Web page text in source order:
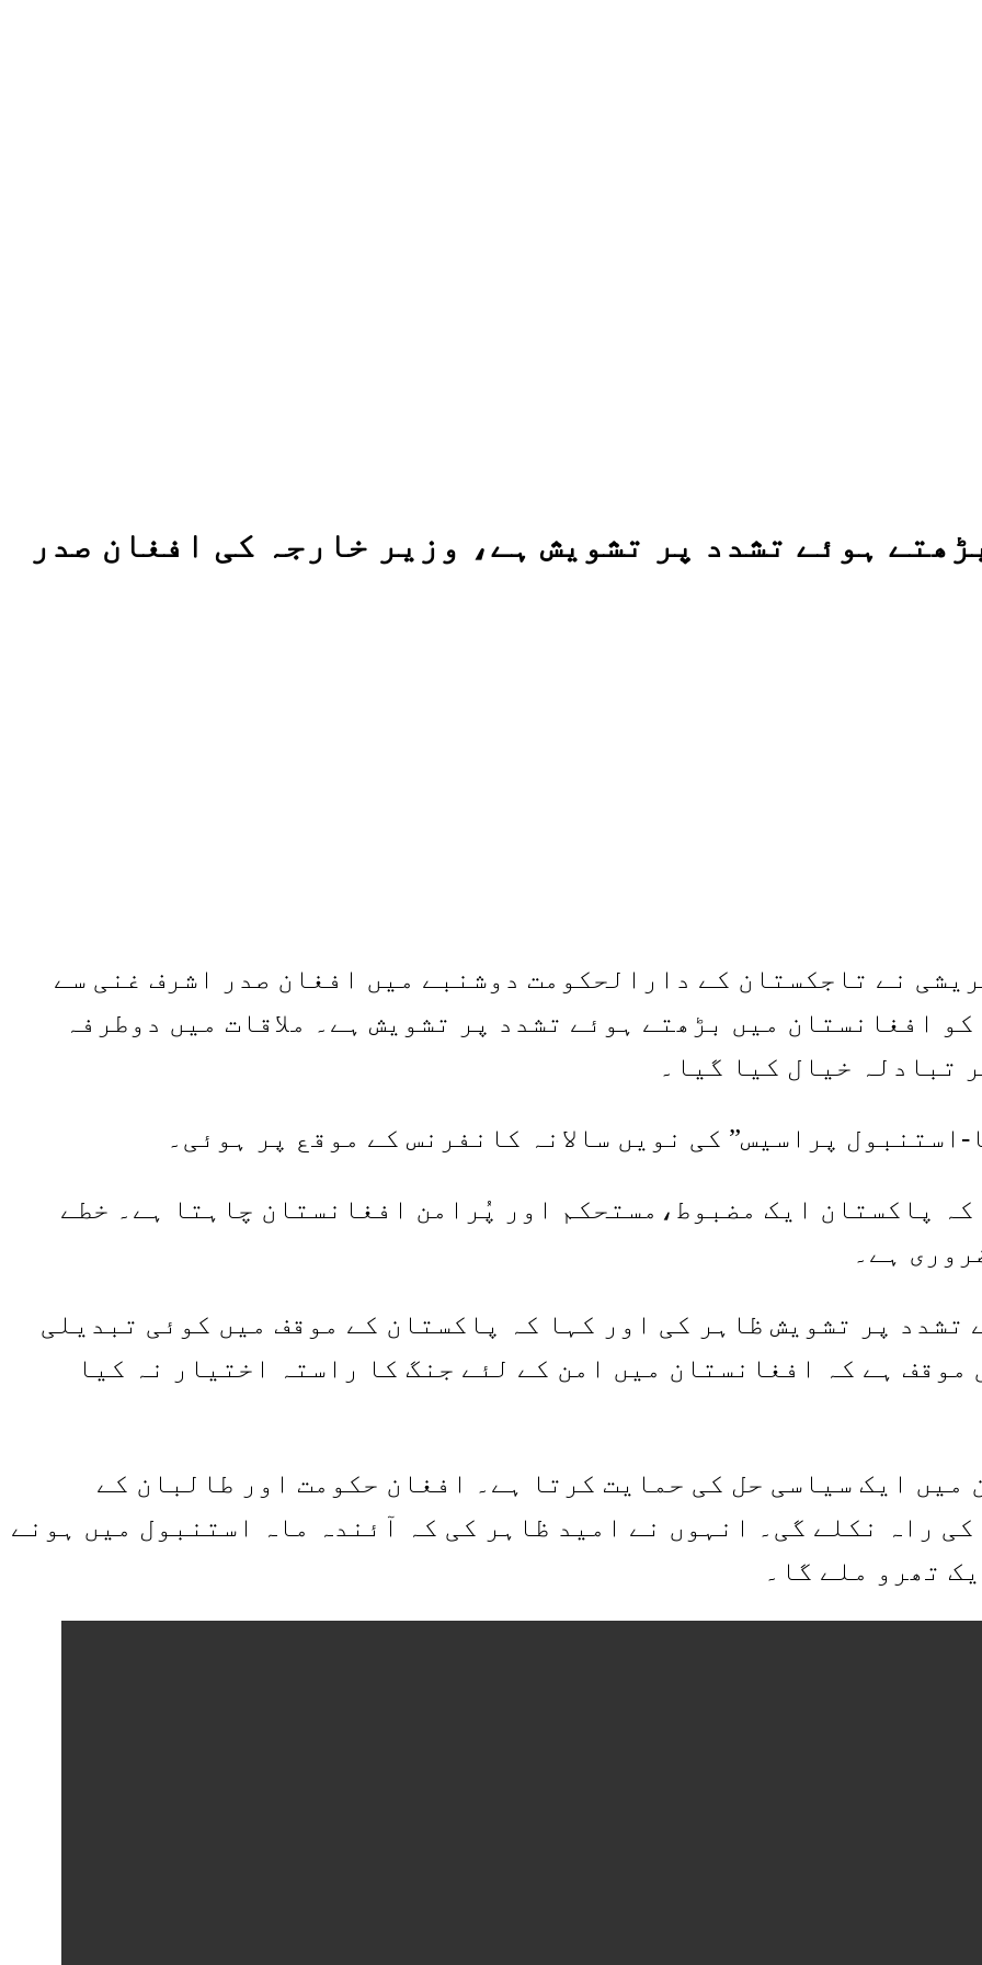
ہوئے تشدد پر تشویش ہے، وزیر خارجہ کی افغان صدر
نے تاجکستان کے دارالحکومت دوشنبے میں افغان صدر اشرف غنی سے
افغانستان میں بڑھتے ہوئے تشدد پر تشویش ہے۔ ملاقات میں دوطرفہ
تبادلہ خیال کیا گیا۔
استنبول پراسیس” کی نویں سالانہ کانفرنس کے موقع پر ہوئی۔
پاکستان ایک مضبوط،مستحکم اور پُرامن افغانستان چاہتا ہے۔ خطے
ہے۔
تشدد پر تشویش ظاہر کی اور کہا کہ پاکستان کے موقف میں کوئی تبدیلی
ہے کہ افغانستان میں امن کے لئے جنگ کا راستہ اختیار نہ کیا
میں ایک سیاسی حل کی حمایت کرتا ہے۔ افغان حکومت اور طالبان کے
راہ نکلے گی۔ انہوں نے امید ظاہر کی کہ آئندہ ماہ استنبول میں ہونے
تھرو ملے گا۔